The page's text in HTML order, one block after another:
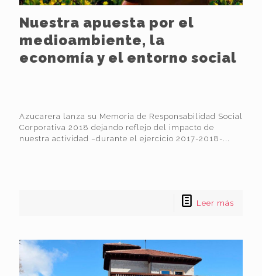
Nuestra apuesta por el
medioambiente, la
economía y el entorno social
Azucarera lanza su Memoria de Responsabilidad Social
Corporativa 2018 dejando reflejo del impacto de
nuestra actividad –durante el ejercicio 2017-2018-...
Leer más